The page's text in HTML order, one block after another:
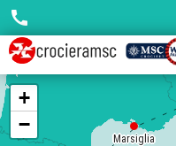
Marsiglia
+
−
call